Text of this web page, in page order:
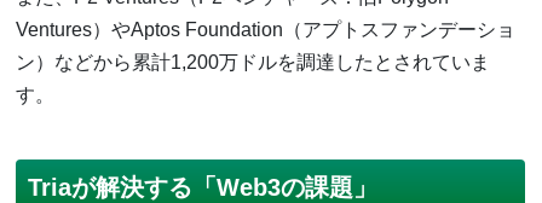
Ventures）やAptos Foundation（アプトスファンデーショ
ン）などから累計1,200万ドルを調達したとされていま
す。
Triaが解決する「Web3の課題」